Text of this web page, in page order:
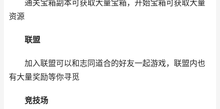
通关宝箱副本可获取大量宝箱，开始宝箱可获取大量
资源
联盟
加入联盟可以和志同道合的好友一起游戏，联盟内也
有大量奖励等你寻觅
竞技场